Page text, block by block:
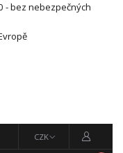
- bez nebezpečných
CZK